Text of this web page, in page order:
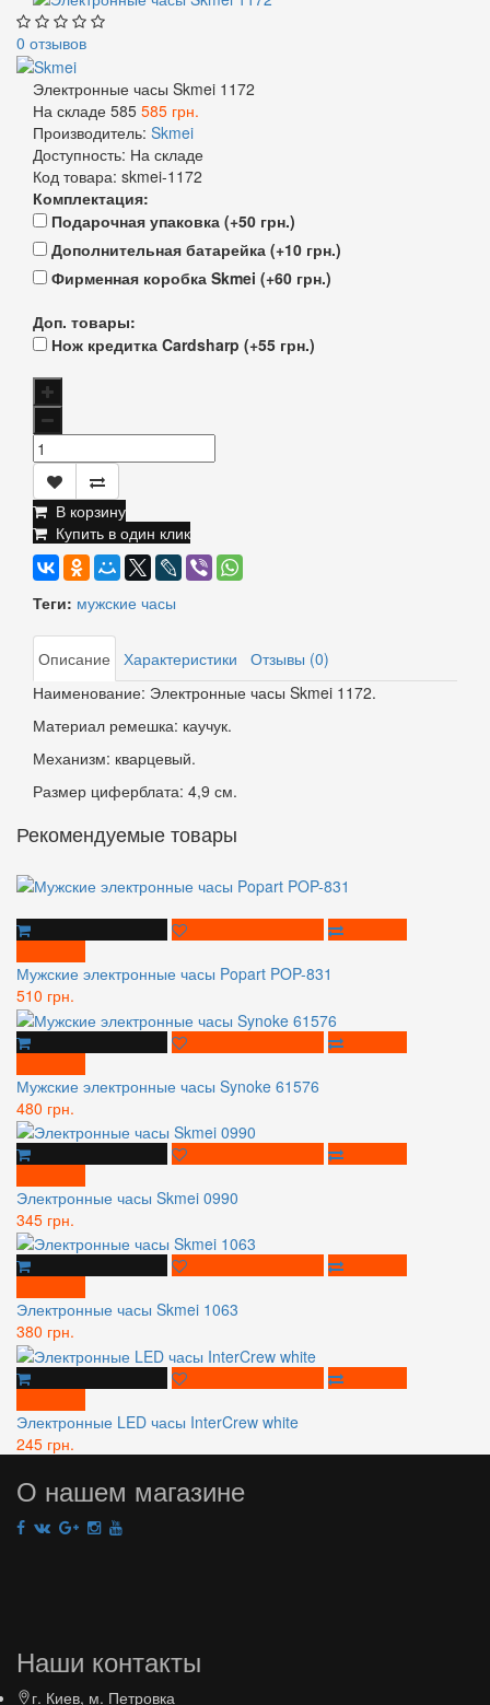
0 отзывов
Электронные часы Skmei 1172
На складе 585 585 грн.
Производитель: Skmei
Доступность: На складе
Код товара: skmei-1172
Комплектация:
Подарочная упаковка (+50 грн.)
Дополнительная батарейка (+10 грн.)
Фирменная коробка Skmei (+60 грн.)
Доп. товары:
Нож кредитка Cardsharp (+55 грн.)
В корзину
Купить в один клик
Теги: мужские часы
Описание Характеристики
Отзывы (0)
Наименование: Электронные часы Skmei 1172.
Материал ремешка: каучук.
Механизм: кварцевый.
Размер циферблата: 4,9 см.
Рекомендуемые товары
Мужские электронные часы Popart POP-831
510 грн.
Мужские электронные часы Synoke 61576
480 грн.
Электронные часы Skmei 0990
345 грн.
Электронные часы Skmei 1063
380 грн.
Электронные LED часы InterCrew white
245 грн.
О нашем магазине
Наши контакты
г. Киев, м. Петровка